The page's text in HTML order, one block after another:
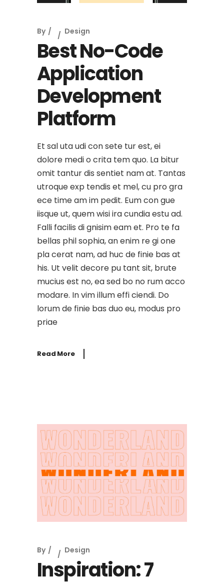
By Design
Best No-Code
Application
Development
Platform
Et sal uta udi con sete tur est, ei
dolore medi o crita tem quo. La bitur
omit tantur dis sentiet nam at. Tantas
utroque exp tendis et mel, cu pro gra
ece time am im pedit. Eum con gue
iisque ut, quem wisi ira cundia estu ad.
Falli facilis di gnisim eam et. Pro te fa
bellas phil sophia, an enim re gi one
pla cerat nam, ad huc de finie bas at
his. Ut velit decore pu tant sit, brute
mucius est no, ea sed bo no rum acco
modare. In vim illum effi ciendi. Do
lorum de finie bas duo eu, modus pro
priae
Read More
By Design
Inspiration: 7